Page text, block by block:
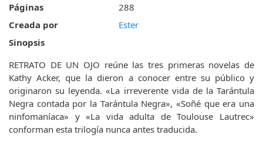
Páginas
288
Creada por
Ester
Sinopsis
RETRATO DE UN OJO reúne las tres primeras novelas de
Kathy Acker, que la dieron a conocer entre su público y
originaron su leyenda. «La irreverente vida de la Tarántula
Negra contada por la Tarántula Negra», «Soñé que era una
ninfomaníaca» y «La vida adulta de Toulouse Lautrec»
conforman esta trilogía nunca antes traducida.